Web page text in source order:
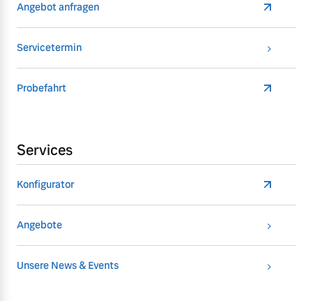
Angebot anfragen
Servicetermin
Probefahrt
Services
Konfigurator
Angebote
Unsere News & Events